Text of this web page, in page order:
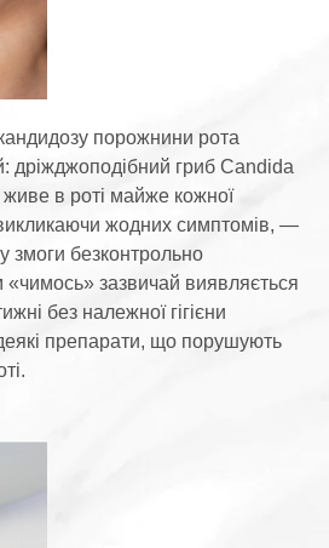
порожнини рота
дріжджоподібний гриб Candida
в роті майже кожної
жодних симптомів, —
змоги безконтрольно
зазвичай виявляється
без належної гігієни
препарати, що порушують